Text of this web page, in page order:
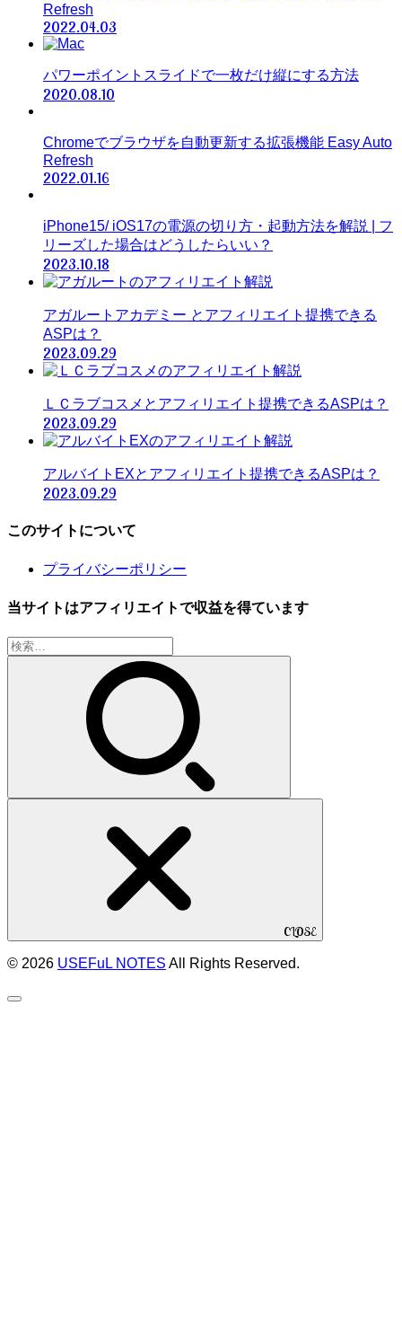
Refresh
2022.04.03
パワーポイントスライドで一枚だけ縦にする方法
2020.08.10
Chromeでブラウザを自動更新する拡張機能 Easy Auto
Refresh
2022.01.16
iPhone15/ iOS17の電源の切り方・起動方法を解説 | フ
リーズした場合はどうしたらいい？
2023.10.18
アガルートアカデミー とアフィリエイト提携できる
ASPは？
2023.09.29
ＬＣラブコスメとアフィリエイト提携できるASPは？
2023.09.29
アルバイトEXとアフィリエイト提携できるASPは？
2023.09.29
このサイトについて
プライバシーポリシー
当サイトはアフィリエイトで収益を得ています
検
索:
CLOSE
© 2026 USEFuL NOTES All Rights Reserved.